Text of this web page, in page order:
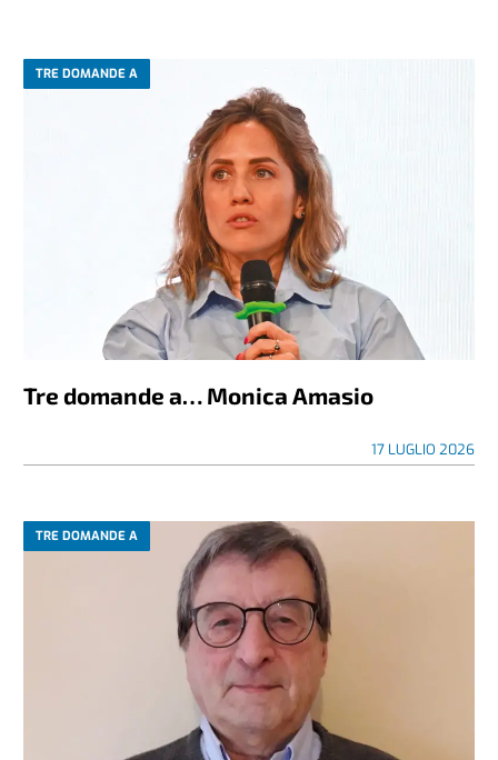
TRE DOMANDE A
Tre domande a… Monica Amasio
17 LUGLIO 2026
TRE DOMANDE A